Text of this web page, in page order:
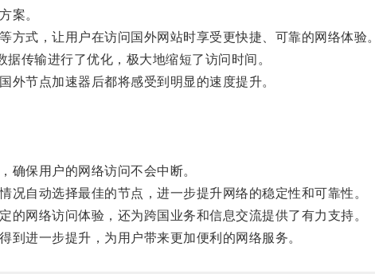
案。
式，让用户在访问国外网站时享受更快捷、可靠的网络体验。
传输进行了优化，极大地缩短了访问时间。
节点加速器后都将感受到明显的速度提升。
保用户的网络访问不会中断。
自动选择最佳的节点，进一步提升网络的稳定性和可靠性。
网络访问体验，还为跨国业务和信息交流提供了有力支持。
进一步提升，为用户带来更加便利的网络服务。